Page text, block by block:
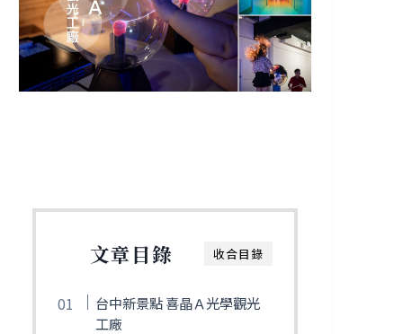
收合目錄
文章目錄
台中新景點 喜晶Ａ光學觀光
工廠